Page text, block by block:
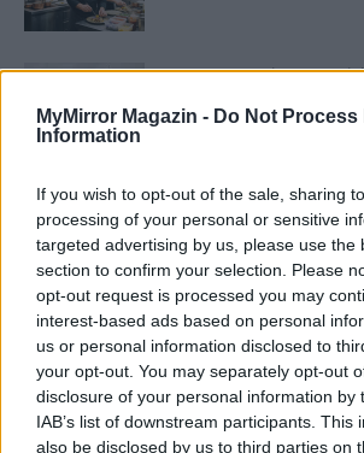
MyMirror Magazin - Do Not
Information
If you wish to opt-out of the sale, sharing
processing of your personal or sensitive
targeted advertising by us, please use the
section to confirm your selection. Please
opt-out request is processed you may
interest-based ads based on personal
us or personal information disclosed to
your opt-out. You may separately opt-out
disclosure of your personal information by
IAB’s list of downstream participants. This
also be disclosed by us to third parties on
Szent Genovéva, a
Minka 12. rész
Minka 11. rész
T. szereti a fiatal